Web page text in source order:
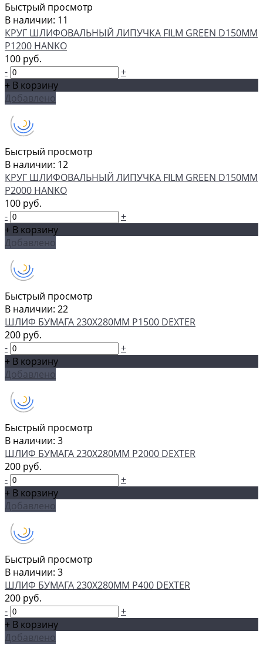
Быстрый просмотр
В наличии: 11
КРУГ ШЛИФОВАЛЬНЫЙ ЛИПУЧКА FILM GREEN D150MM
P1200 HANKO
100 руб.
-
+
+ В корзину
Добавлено
Быстрый просмотр
В наличии: 12
КРУГ ШЛИФОВАЛЬНЫЙ ЛИПУЧКА FILM GREEN D150MM
P2000 HANKO
100 руб.
-
+
+ В корзину
Добавлено
Быстрый просмотр
В наличии: 22
ШЛИФ БУМАГА 230Х280ММ P1500 DEXTER
200 руб.
-
+
+ В корзину
Добавлено
Быстрый просмотр
В наличии: 3
ШЛИФ БУМАГА 230Х280ММ P2000 DEXTER
200 руб.
-
+
+ В корзину
Добавлено
Быстрый просмотр
В наличии: 3
ШЛИФ БУМАГА 230Х280ММ P400 DEXTER
200 руб.
-
+
+ В корзину
Добавлено